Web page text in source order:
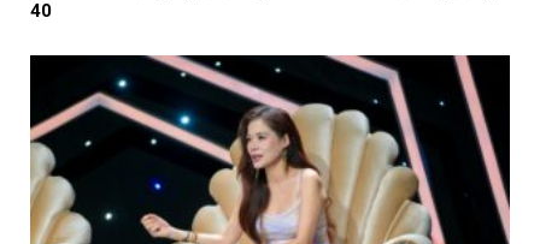
40